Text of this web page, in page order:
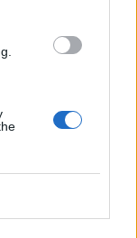
της
της
έναν
της
Ο
για τον